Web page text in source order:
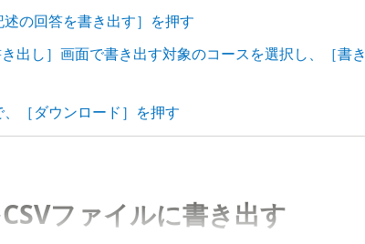
の回答を書き出す］を押す
出し］画面で書き出す対象のコースを選択し、［書き
［ダウンロード］を押す
ファイルに書き出す